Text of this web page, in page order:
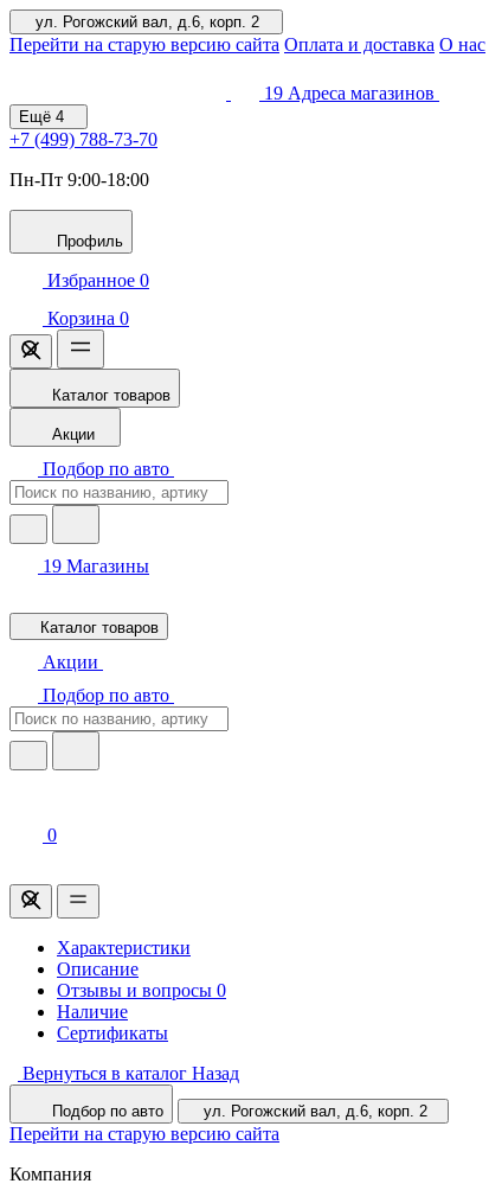
ул. Рогожский вал, д.6, корп. 2
Перейти на старую версию сайта Оплата и доставка О нас
19 Адреса магазинов
Ещё 4
+7 (499) 788-73-70
Пн-Пт 9:00-18:00
Профиль
Избранное 0
Корзина 0
Каталог товаров
Акции
Подбор по авто
19 Магазины
Каталог товаров
Акции
Подбор по авто
0
Характеристики
Описание
Отзывы и вопросы 0
Наличие
Сертификаты
Вернуться в каталог Назад
Подбор по авто ул. Рогожский вал, д.6, корп. 2
Перейти на старую версию сайта
Компания